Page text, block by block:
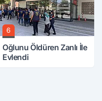
6
Oğlunu Öldüren Zanlı İle
Evlendi